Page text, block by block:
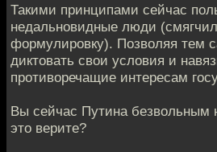
Такими принципами сейчас
недальновидные люди
формулировку). Позволяя тем
диктовать свои условия и
противоречащие интересам
Вы сейчас Путина безвольным
это верите?